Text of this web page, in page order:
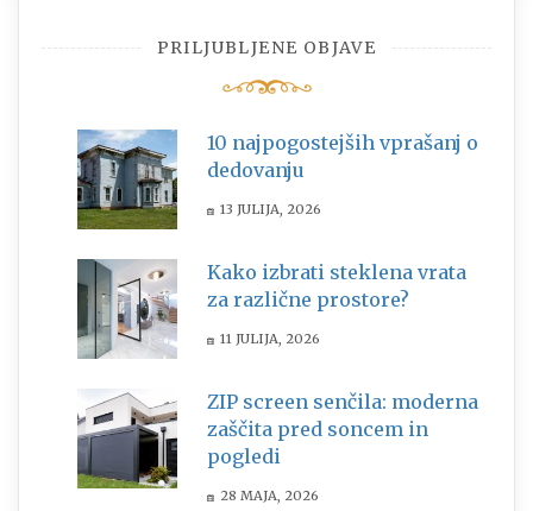
PRILJUBLJENE OBJAVE
10 najpogostejših vprašanj o
dedovanju
13 JULIJA, 2026
Kako izbrati steklena vrata
za različne prostore?
11 JULIJA, 2026
ZIP screen senčila: moderna
zaščita pred soncem in
pogledi
28 MAJA, 2026